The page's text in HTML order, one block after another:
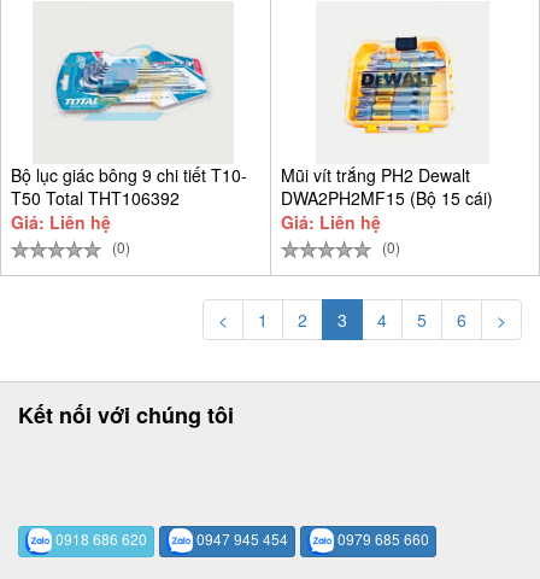
Bộ lục giác bông 9 chi tiết T10-
T50 Total THT106392
Giá: Liên hệ
(0)
Mũi vít trắng PH2 Dewalt
DWA2PH2MF15 (Bộ 15 cái)
Giá: Liên hệ
(0)
< 1 2 3 4 5 6 >
Kết nối với chúng tôi
0918 686 620 0947 945 454 0979 685 660